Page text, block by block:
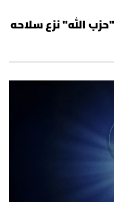
الله" نزع سلاحه